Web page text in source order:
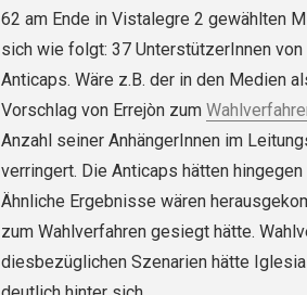
62 am Ende in Vistalegre 2 gewählten
sich wie folgt: 37 UnterstützerInnen
Anticaps. Wäre z.B. der in den Medien
Vorschlag von Errejòn zum
Anzahl seiner AnhängerInnen im
verringert. Die Anticaps hätten
Ähnliche Ergebnisse wären
zum Wahlverfahren gesiegt hätte.
diesbezüglichen Szenarien hätte